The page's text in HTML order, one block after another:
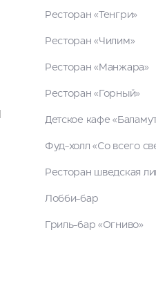
Ресторан «Тенгри»
Ресторан «Чилим»
Ресторан «Манжара»
Ресторан «Горный»
Детское кафе
Фуд-холл «Со всего
Ресторан шведская
Лобби-бар
Гриль-бар «Огниво»